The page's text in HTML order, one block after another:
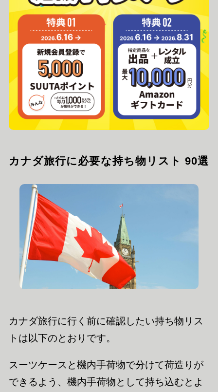
カナダ旅行に必要な持ち物リスト 90選
カナダ旅行に行く前に確認したい持ち物リス
トは以下のとおりです。
スーツケースと機内手荷物で分けて荷造りが
できるよう、機内手荷物として持ち込むとよ